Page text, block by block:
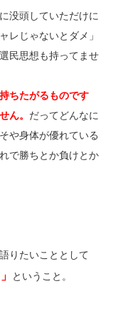
没頭していただけに
レじゃないとダメ」
民思想も持ってませ
ちたがるものです
ん。 だってどんなに
や身体が優れている
で勝ちとか負けとか
りたいこととして
ということ。